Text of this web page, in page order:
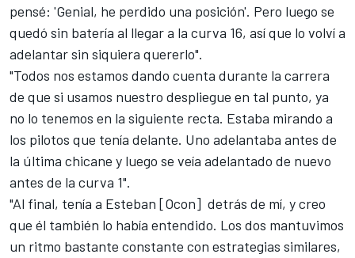
pensé: 'Genial, he perdido una posición'. Pero luego se
quedó sin batería al llegar a la curva 16, así que lo volví a
adelantar sin siquiera quererlo".
"Todos nos estamos dando cuenta durante la carrera
de que si usamos nuestro despliegue en tal punto, ya
no lo tenemos en la siguiente recta. Estaba mirando a
los pilotos que tenía delante. Uno adelantaba antes de
la última chicane y luego se veía adelantado de nuevo
antes de la curva 1".
"Al final, tenía a Esteban [Ocon] detrás de mí, y creo
que él también lo había entendido. Los dos mantuvimos
un ritmo bastante constante con estrategias similares,